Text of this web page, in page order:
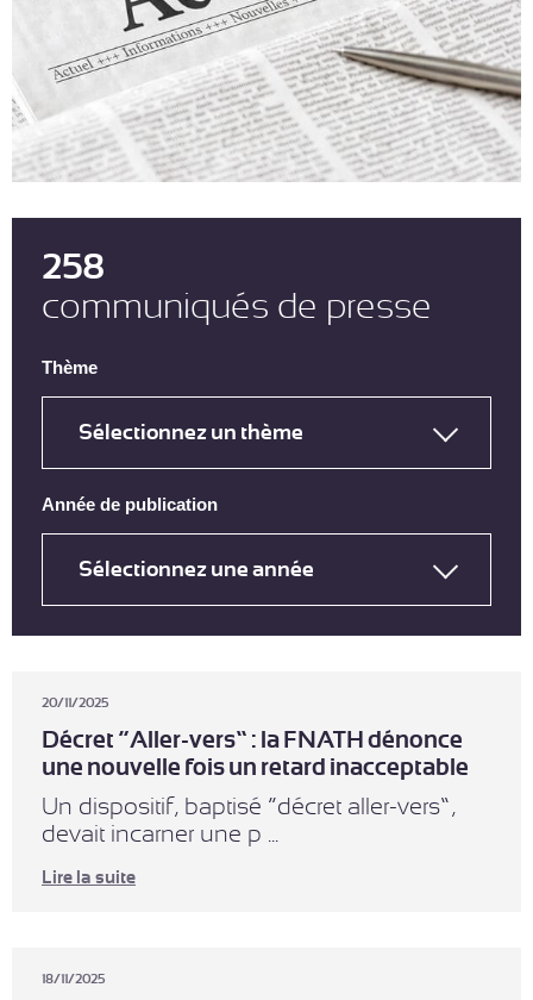
258
communiqués de presse
Thème
Année de publication
20/11/2025
Décret “Aller-vers” : la FNATH dénonce
une nouvelle fois un retard inacceptable
Un dispositif, baptisé “décret aller-vers”,
devait incarner une p ...
Lire la suite
18/11/2025